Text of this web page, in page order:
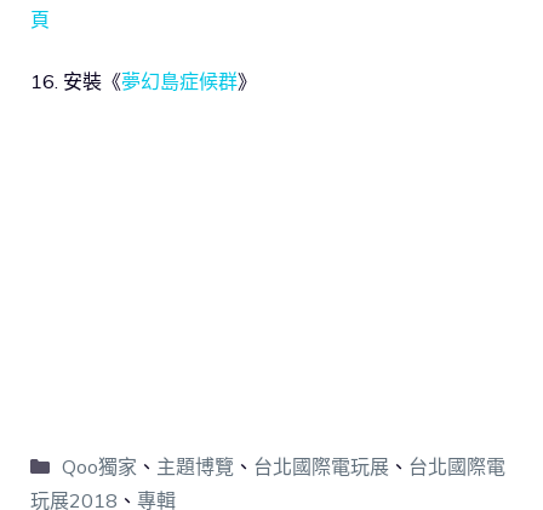
頁
16. 安裝《夢幻島症候群》
Qoo獨家 、 主題博覽 、 台北國際電玩展、 台北國際電
玩展2018 、 專輯